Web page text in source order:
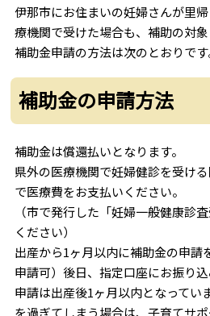
伊那市にお住まいの妊婦さんが里
療機関で受けた場合も、補助の対象
補助金申請の方法は次のとおりです
補助金の申請方法
補助金は償還払いとなります。
県外の医療機関で妊婦健診を受け
で医療費をお支払いください。
（市で発行した「妊婦一般健康診
ください）
出産から1ヶ月以内に補助金の申請
申請可）後日、指定口座にお振り込
申請は出産後1ヶ月以内となってい
を過ぎてしまう場合は、子育てサ